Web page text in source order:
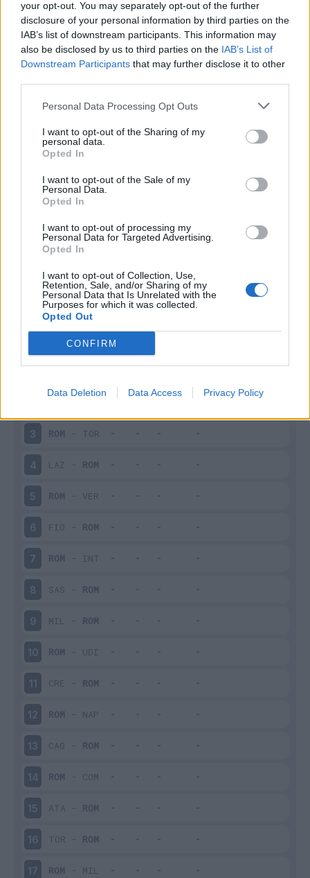
your opt-out. You may separately opt-out of the further
disclosure of your personal information by third parties on the
IAB’s list of downstream participants. This information may
also be disclosed by us to third parties on the IAB’s List of
Downstream Participants that may further disclose it to other
Personal Data Processing Opt Outs
I want to opt-out of the Sharing of my
personal data.
Opted In
I want to opt-out of the Sale of my
Personal Data.
Opted In
I want to opt-out of processing my
Personal Data for Targeted Advertising.
Opted In
I want to opt-out of Collection, Use,
Retention, Sale, and/or Sharing of my
Personal Data that Is Unrelated with the
Purposes for which it was collected.
Opted Out
CONFIRM
Data Deletion Data Access Privacy Policy
Classic Mantra
Riepilogo stagione
Entrato
Squalificato 0 - 0%
Inutilizzato 31 - 100
Scarica riepilogo
stagionale
Scarica
Voto
3 ROM - TOR
4 LAZ - ROM
5 ROM - VER
6 FIO - ROM
7 ROM - INT
8 SAS - ROM
9 MIL - ROM
10 ROM - UDI
11 CRE - ROM
12 ROM - NAP
13 CAG - ROM
14 ROM - COM
15 ATA - ROM
16 TOR - ROM
17 ROM - MIL